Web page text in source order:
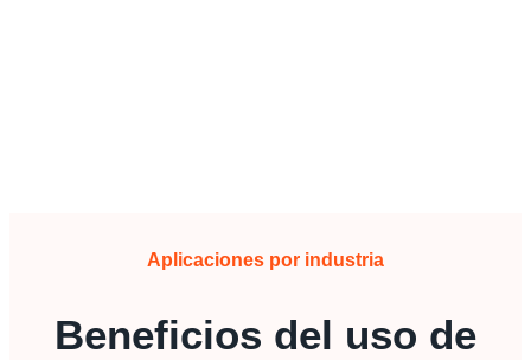
Aplicaciones por industria
Beneficios del uso de